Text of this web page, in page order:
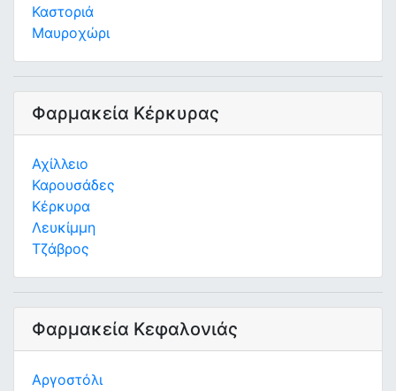
Καστοριά
Μαυροχώρι
Φαρμακεία Κέρκυρας
Αχίλλειο
Καρουσάδες
Κέρκυρα
Λευκίμμη
Τζάβρος
Φαρμακεία Κεφαλονιάς
Αργοστόλι